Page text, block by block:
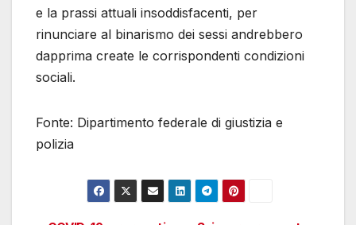
e la prassi attuali insoddisfacenti, per
rinunciare al binarismo dei sessi andrebbero
dapprima create le corrispondenti condizioni
sociali.
Fonte: Dipartimento federale di giustizia e
polizia